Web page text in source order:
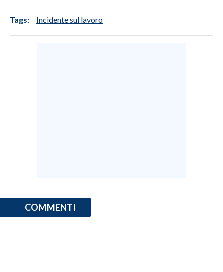
Tags: Incidente sul lavoro
COMMENTI